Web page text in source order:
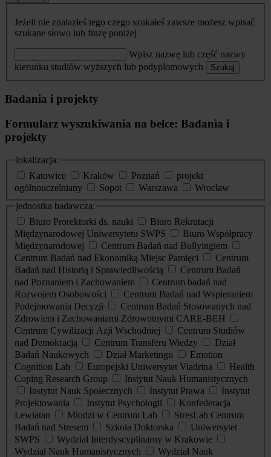
Jeżeli nie znalazłeś tego czego szukałeś zawsze możesz wpisać
szukane słowo lub frazę poniżej
Wpisz nazwę lub część nazwy
kierunku studiów wyższych lub podyplomowych
Szukaj
Badania i projekty
Formularz wyszukiwania na belce: Badania i
projekty
lokalizacja:
Katowice
Kraków Poznań
projekt
ogólnouczelniany
Sopot Warszawa
Wrocław
jednostka badawcza:
Biuro Prorektorki ds. nauki
Biuro Rekrutacji
Międzynarodowej Uniwersytetu SWPS
Biuro Współpracy
Międzynarodowej
Centrum Badań nad Bullyingiem
Centrum Badań nad Ekonomiką Miejsc Pamięci
Centrum
Badań nad Historią i Sprawiedliwością
Centrum Badań
nad Poznaniem i Zachowaniem
Centrum badań nad
Rozwojem Osobowości
Centrum Badań nad Wspieraniem
Podejmowania Decyzji
Centrum Badań Stosowanych nad
Zdrowiem i Zachowaniami Zdrowotnymi CARE-BEH
Centrum Cywilizacji Azji Wschodniej
Centrum Studiów
nad Demokracją
Centrum Transferu Wiedzy
Dział
Badań Naukowych
Dział Marketingu
Emotion
Cognition Lab
Europejski Uniwersytet Viadrina
Health
Coping Research Group
Instytut Nauk Humanistycznych
Instytut Nauk Społecznych
Instytut Prawa
Instytut
Projektowania
Instytut Psychologii
Konfederacja
Lewiatan
Młodzi w Centrum Lab
StresLab Centrum
Badań nad Stresem
Szkoła Doktorska
Uniwersytet
SWPS
Wydział Interdyscyplinarny w Krakowie
Wydział Nauk Humanistycznych
Wydział Nauk